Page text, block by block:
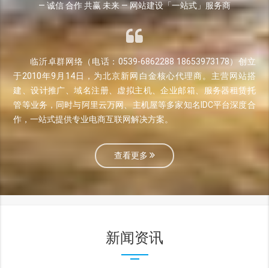
— 诚信 合作 共赢 未来 — 网站建设「一站式」服务商
临沂卓群网络（电话：0539-6862288 18653973178）创立
于2010年9月14日，为北京新网白金核心代理商。主营网站搭
建、设计推广、域名注册、虚拟主机、企业邮箱、服务器租赁托
管等业务，同时与阿里云万网、主机屋等多家知名IDC平台深度合
作，一站式提供专业电商互联网解决方案。
查看更多
新闻资讯